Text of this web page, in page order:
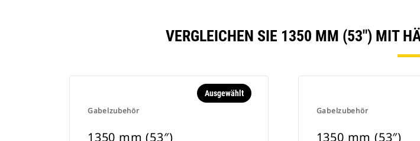
VERGLEICHEN SIE 1350 MM (53″) MIT
Gabelzubehör
Ausgewählt
1350 mm (53″)
Gabelzubehör
1350 mm (53″)